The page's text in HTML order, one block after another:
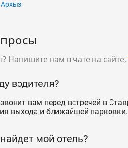
Архыз
Напишите нам в чате на сайте,
водителя?
вам перед встречей в
выхода и ближайшей парковки.
мой отель?